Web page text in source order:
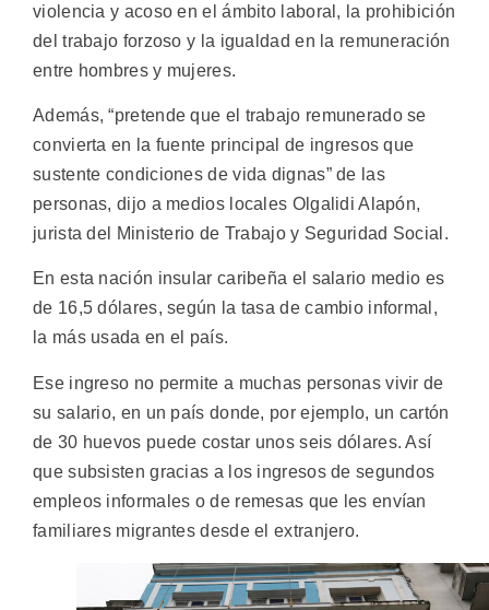
violencia y acoso en el ámbito laboral, la prohibición
del trabajo forzoso y la igualdad en la remuneración
entre hombres y mujeres.
Además, “pretende que el trabajo remunerado se
convierta en la fuente principal de ingresos que
sustente condiciones de vida dignas” de las
personas, dijo a medios locales Olgalidi Alapón,
jurista del Ministerio de Trabajo y Seguridad Social.
En esta nación insular caribeña el salario medio es
de 16,5 dólares, según la tasa de cambio informal,
la más usada en el país.
Ese ingreso no permite a muchas personas vivir de
su salario, en un país donde, por ejemplo, un cartón
de 30 huevos puede costar unos seis dólares. Así
que subsisten gracias a los ingresos de segundos
empleos informales o de remesas que les envían
familiares migrantes desde el extranjero.